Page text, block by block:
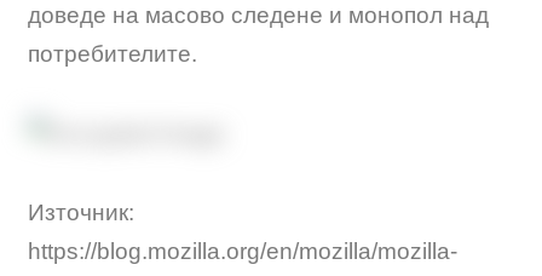
доведе на масово следене и монопол над
потребителите.
Източник:
https://blog.mozilla.org/en/mozilla/mozilla-